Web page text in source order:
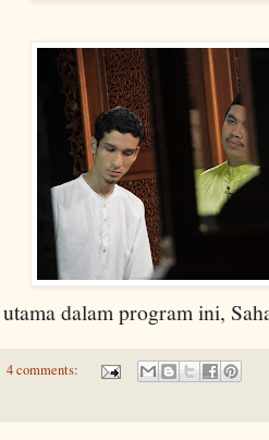
dalam program ini,
4 comments: